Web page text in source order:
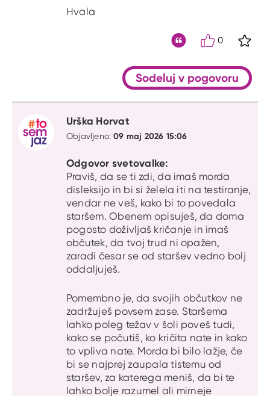
Hvala
0
Sodeluj v pogovoru
Urška Horvat
Objavljeno:09 maj 2026 15:06
Odgovor svetovalke:
Praviš, da se ti zdi, da imaš morda
disleksijo in bi si želela iti na testiranje,
vendar ne veš, kako bi to povedala
staršem. Obenem opisuješ, da doma
pogosto doživljaš kričanje in imaš
občutek, da tvoj trud ni opažen,
zaradi česar se od staršev vedno bolj
oddaljuješ.
Pomembno je, da svojih občutkov ne
zadržuješ povsem zase. Staršema
lahko poleg težav v šoli poveš tudi,
kako se počutiš, ko kričita nate in kako
to vpliva nate. Morda bi bilo lažje, če
bi se najprej zaupala tistemu od
staršev, za katerega meniš, da bi te
lahko bolje razumel ali mirneje